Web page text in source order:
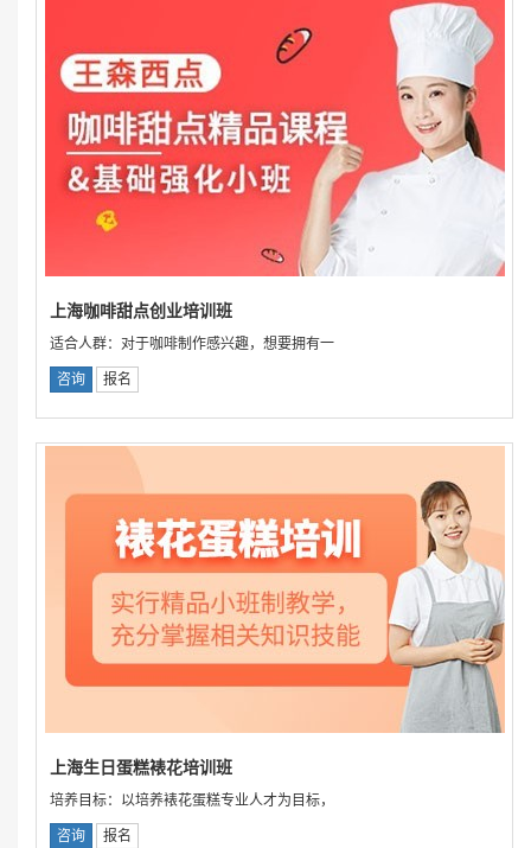
上海咖啡甜点创业培训班
适合人群：对于咖啡制作感兴趣，想要拥有一
咨询 报名
上海生日蛋糕裱花培训班
培养目标：以培养裱花蛋糕专业人才为目标，
咨询 报名